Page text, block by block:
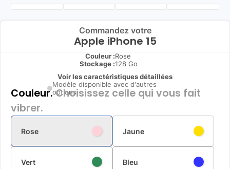
Commandez votre
Apple iPhone 15
Couleur :Rose
Stockage :128 Go
Voir les caractéristiques détaillées
Modèle disponible avec d'autres
options
Couleur.Choisissez celle qui vous fait
vibrer.
Rose Jaune
Vert Bleu